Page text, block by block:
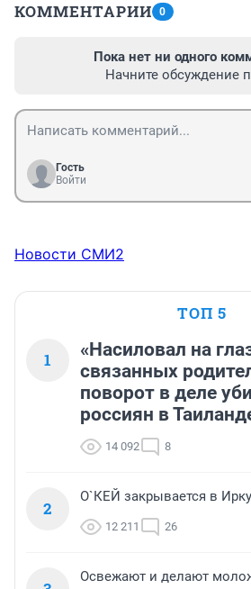
КОММЕНТАРИИ 0
Пока нет ни одного
Начните обсуждение
Гость
Войти
Новости СМИ2
ТОП 5
1
«Насиловал на
связанных
поворот в деле
россиян в
14 092 8
2
О`КЕЙ закрывается в
12 211 26
Освежают и делают